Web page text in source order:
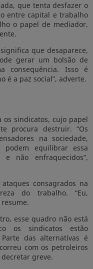
que tenta desfazer o
entre capital e trabalho
o papel de mediador,
que desaparece,
gerar um bolsão de
consequência. Isso é
é a paz social”, adverte.
os sindicatos, cujo papel
procura destruir. “Os
na sociedade,
podem equilibrar essa
não enfraquecidos”,
consagrados na
do trabalho. “Eu,
esse quadro não está
os sindicatos estão
das alternativas é
com os petroleiros
greve.